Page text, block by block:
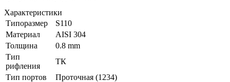
Характеристики
Типоразмер
S110
Материал
AISI 304
Толщина
0.8 mm
Тип
рифления
ТК
Тип портов
Проточная (1234)